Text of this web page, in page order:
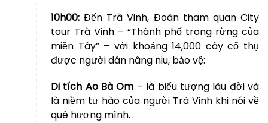
10h00: Đến Trà Vinh, Đoàn tham quan City
tour Trà Vinh – “Thành phố trong rừng của
miền Tây” – với khoảng 14,000 cây cổ thụ
được người dân nâng niu, bảo vệ:
Di tích Ao Bà Om – là biểu tượng lâu đời và
là niềm tự hào của người Trà Vinh khi nói về
quê hương mình.